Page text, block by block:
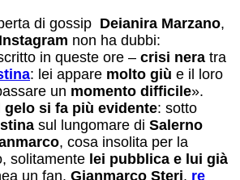
di gossip Deianira Marzano,
non ha dubbi:
in queste ore – crisi nera tra
: lei appare molto giù e il loro
un momento difficile».
gelo si fa più evidente: sotto
sul lungomare di Salerno
, cosa insolita per la
solitamente lei pubblica e lui già
un fan. Gianmarco Steri, re